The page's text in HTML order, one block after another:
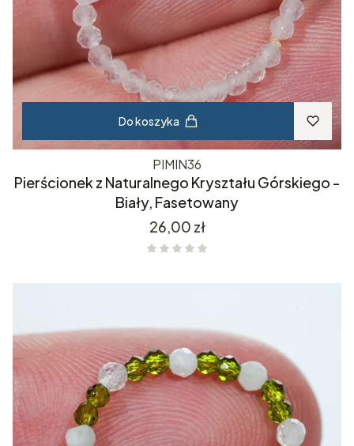
Do koszyka
PIMIN36
Pierścionek z Naturalnego Kryształu Górskiego -
Biały, Fasetowany
Cena
26,00 zł